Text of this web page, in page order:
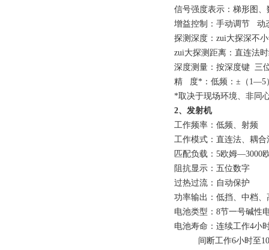
信号强度表示：梯形图
增益控制：手动调节 动
探测深度：zui大探深不
zui大探测距离：直连法
深度测量：按深度键 三
精 度*：低频：±（1—5
*取决于现场环境、非同
2、发射机
工作频率：低频、射频
工作模式：直连法、耦合
匹配负载：5欧姆—3000
阻抗显示：五位数字
过热过流：自动保护
功率输出：低挡、中档、
电池类型：8节一号碱性
电池寿命：连续工作4小
间断工作6小时至10